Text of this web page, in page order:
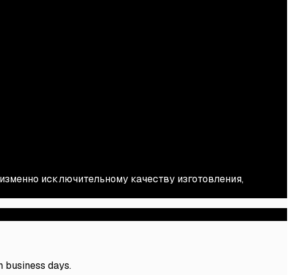
исключительному качеству изготовления,
days.